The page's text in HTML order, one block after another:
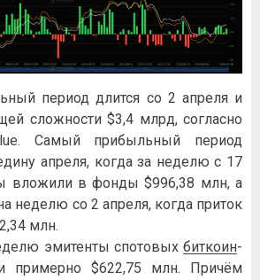
период длится со 2 апреля и
сложности $3,4 млрд, согласно
Самый прибыльный период
апреля, когда за неделю с 17
вложили в фонды $996,38 млн, а
неделю со 2 апреля, когда приток
млн.
эмитенты спотовых биткоин-
примерно $622,75 млн. Причём